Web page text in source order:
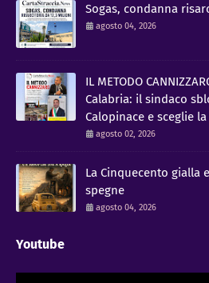
Sogas, condanna
agosto 04, 2026
IL METODO
Calabria: il sindaco
Calopinace e sceglie
agosto 02, 2026
La Cinquecento gialla
spegne
agosto 04, 2026
Youtube